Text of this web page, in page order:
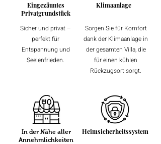
Eingezäuntes
Privatgrundstück
Sicher und privat –
perfekt für
Entspannung und
Seelenfrieden.
Klimaanlage
Sorgen Sie für Komfort
dank der Klimaanlage in
der gesamten Villa, die
für einen kühlen
Rückzugsort sorgt.
In der Nähe aller
Annehmlichkeiten
Heimsicherheitssystem